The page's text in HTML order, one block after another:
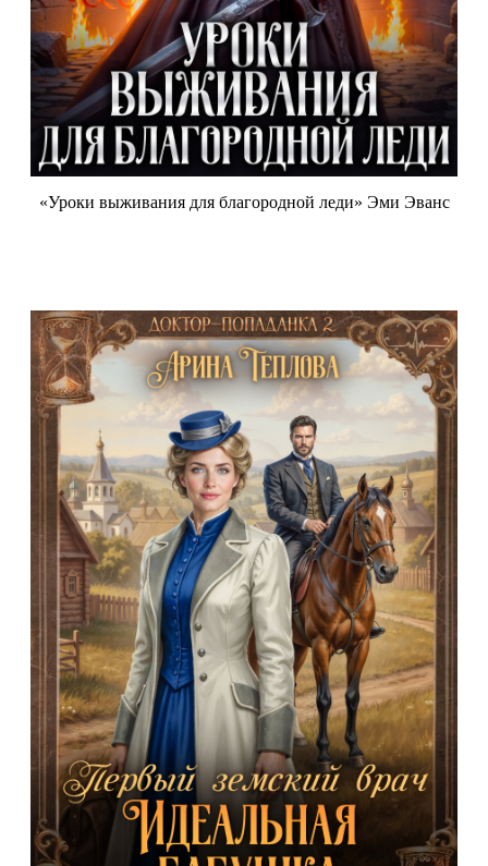
«Уроки выживания для благородной леди» Эми Эванс